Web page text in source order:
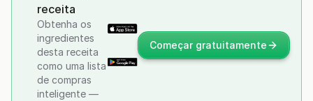
receita
Obtenha os
ingredientes
desta receita
como uma lista
de compras
inteligente —
Começar gratuitamente